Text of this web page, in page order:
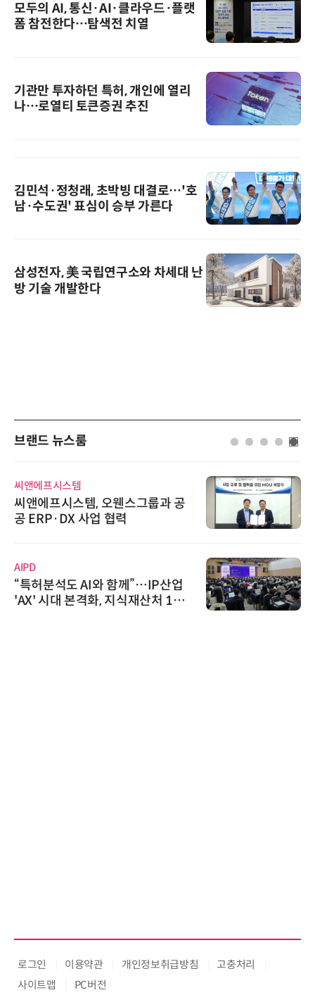
모두의 AI, 통신·AI·클라우드·플랫
폼 참전한다…탐색전 치열
기관만 투자하던 특허, 개인에 열리
나…로열티 토큰증권 추진
김민석·정청래, 초박빙 대결로…'호
남·수도권' 표심이 승부 가른다
삼성전자, 美 국립연구소와 차세대 난
방 기술 개발한다
브랜드 뉴스룸
씨앤에프시스템
씨앤에프시스템, 오웬스그룹과 공
공 ERP·DX 사업 협력
AIPD
“특허분석도 AI와 함께”…IP산업
'AX' 시대 본격화, 지식재산처 1호
로그인 이용약관 개인정보취급방침
고충처리
사이트맵
PC버전